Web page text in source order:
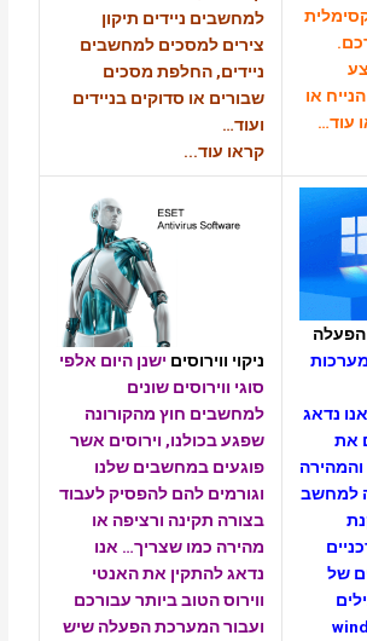
למחשבים ניידים תיקון
צירים למסכים למחשבים
ניידים, החלפת מסכים
שבורים או סדוקים בניידים
ועוד…
ניקוי ווירוסים
ישנן היום אלפי
סוגי ווירוסים שונים
למחשבים חוץ מהקורונה
שפגע בכולנו, וירוסים אשר
פוגעים במחשבים שלנו
וגורמים להם להפסיק לעבוד
בצורה תקינה ורציפה או
מהירה כמו שצריך…אנו
נדאג להתקין את האנטי
ווירוס הטוב ביותר עבורכם
ועבור המערכת הפעלה שיש